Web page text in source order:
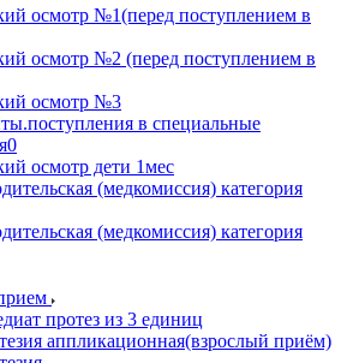
осмотр №1(перед поступлением в
осмотр №2 (перед поступлением в
осмотр №3
в специальные
осмотр дети 1мес
(медкомиссия) категория
(медкомиссия) категория
протез из 3 единиц
аппликационная(взрослый приём)